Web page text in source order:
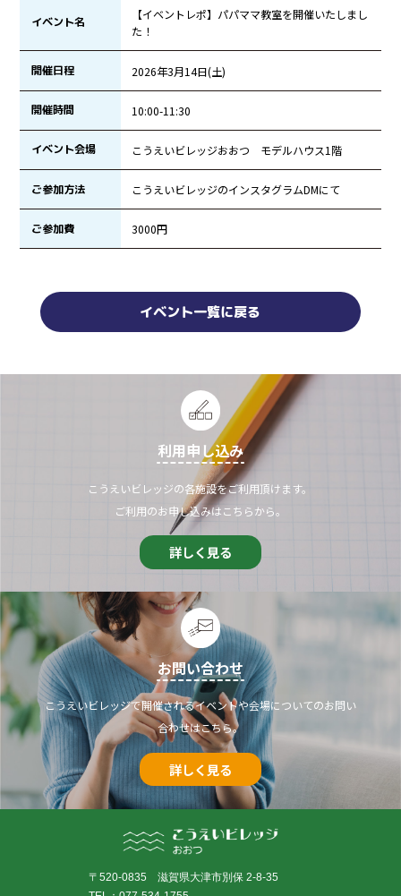
イベント名
【イベントレポ】パパママ教室を開催いたしまし
た！
開催日程 2026年3月14日(土)
開催時間 10:00-11:30
イベント会場 こうえいビレッジおおつ モデルハウス1階
ご参加方法 こうえいビレッジのインスタグラムDMにて
ご参加費 3000円
イベント一覧に戻る
利用申し込み
こうえいビレッジの各施設をご利用頂けます。
ご利用のお申し込みはこちらから。
詳しく見る
お問い合わせ
こうえいビレッジで開催されるイベントや会場についてのお問い
合わせはこちら。
詳しく見る
〒520-0835 滋賀県大津市別保 2-8-35